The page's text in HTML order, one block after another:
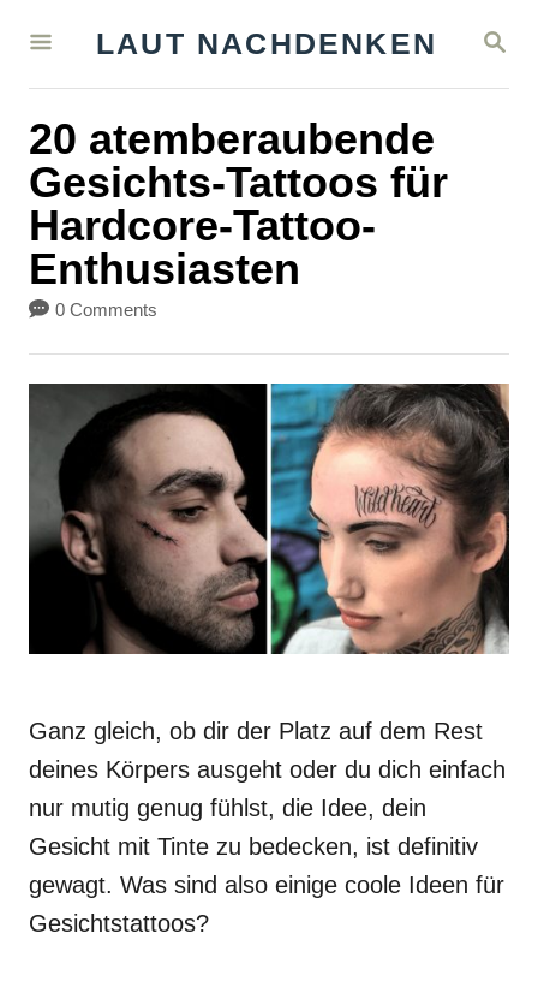
S
A
LAUT NACHDENKEN
20 atemberaubende
Gesichts-Tattoos für
Hardcore-Tattoo-
Enthusiasten
0 Comments
Ganz gleich, ob dir der Platz auf dem Rest
deines Körpers ausgeht oder du dich einfach
nur mutig genug fühlst, die Idee, dein
Gesicht mit Tinte zu bedecken, ist definitiv
gewagt. Was sind also einige coole Ideen für
Gesichtstattoos?